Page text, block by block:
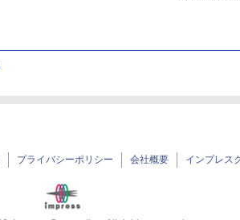
プライバシーポリシー 会社概要 インプレス